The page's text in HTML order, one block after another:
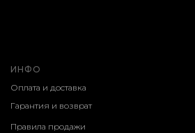
ИНФО
Оплата и доставка
Гарантия и возврат
Правила продажи